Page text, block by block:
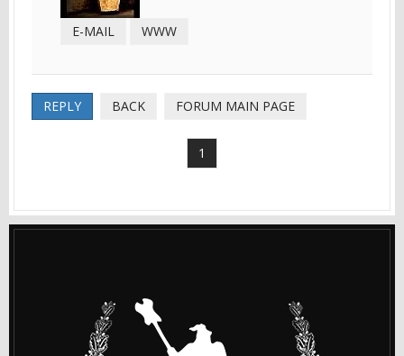
E-MAIL WWW
REPLY BACK FORUM MAIN PAGE
1